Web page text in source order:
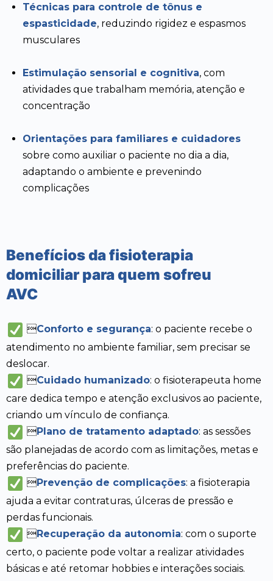
Técnicas para controle de tônus e
espasticidade, reduzindo rigidez e espasmos
musculares
Estimulação sensorial e cognitiva, com
atividades que trabalham memória, atenção e
concentração
Orientações para familiares e cuidadores
sobre como auxiliar o paciente no dia a dia,
adaptando o ambiente e prevenindo
complicações
Benefícios da fisioterapia
domiciliar para quem sofreu
AVC
Conforto e segurança: o paciente recebe o
atendimento no ambiente familiar, sem precisar se
deslocar.
Cuidado humanizado: o fisioterapeuta home
care dedica tempo e atenção exclusivos ao paciente,
criando um vínculo de confiança.
Plano de tratamento adaptado: as sessões
são planejadas de acordo com as limitações, metas e
preferências do paciente.
Prevenção de complicações: a fisioterapia
ajuda a evitar contraturas, úlceras de pressão e
perdas funcionais.
Recuperação da autonomia: com o suporte
certo, o paciente pode voltar a realizar atividades
básicas e até retomar hobbies e interações sociais.